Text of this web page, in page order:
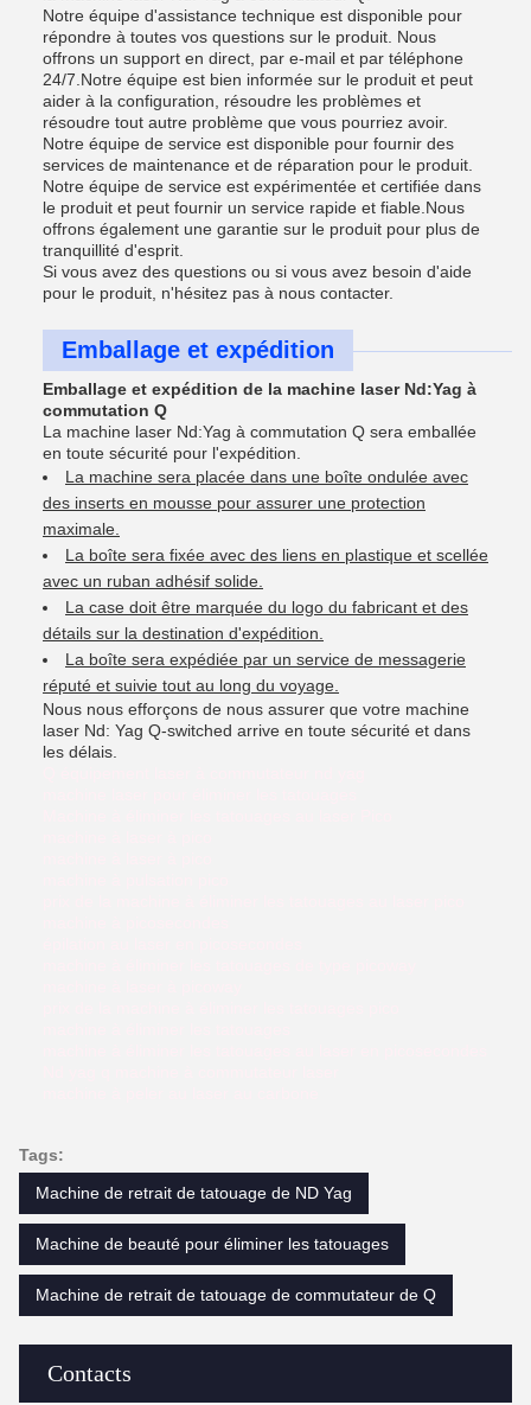
Contacts
Notre équipe d'assistance technique est disponible pour
répondre à toutes vos questions sur le produit. Nous
offrons un support en direct, par e-mail et par téléphone
24/7.Notre équipe est bien informée sur le produit et peut
aider à la configuration, résoudre les problèmes et
résoudre tout autre problème que vous pourriez avoir.
Notre équipe de service est disponible pour fournir des
services de maintenance et de réparation pour le produit.
Notre équipe de service est expérimentée et certifiée dans
le produit et peut fournir un service rapide et fiable.Nous
offrons également une garantie sur le produit pour plus de
tranquillité d'esprit.
Si vous avez des questions ou si vous avez besoin d'aide
pour le produit, n'hésitez pas à nous contacter.
Emballage et expédition
Emballage et expédition de la machine laser Nd:Yag à
commutation Q
La machine laser Nd:Yag à commutation Q sera emballée
en toute sécurité pour l'expédition.
La machine sera placée dans une boîte ondulée avec
des inserts en mousse pour assurer une protection
maximale.
La boîte sera fixée avec des liens en plastique et scellée
avec un ruban adhésif solide.
La case doit être marquée du logo du fabricant et des
détails sur la destination d'expédition.
La boîte sera expédiée par un service de messagerie
réputé et suivie tout au long du voyage.
Nous nous efforçons de nous assurer que votre machine
laser Nd: Yag Q-switched arrive en toute sécurité et dans
les délais.
Tags:
Machine de retrait de tatouage de ND Yag
Machine de beauté pour éliminer les tatouages
Machine de retrait de tatouage de commutateur de Q